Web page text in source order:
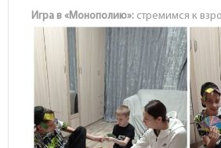
Игра в «Монополию»: стремимся к